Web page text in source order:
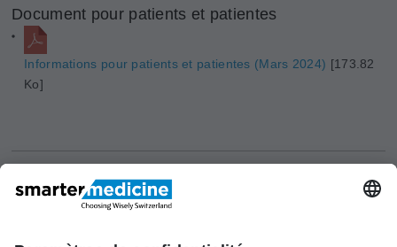
Document pour patients et patientes
Informations pour patients et patientes (Mars 2024) [173.82
Ko]
Recherche